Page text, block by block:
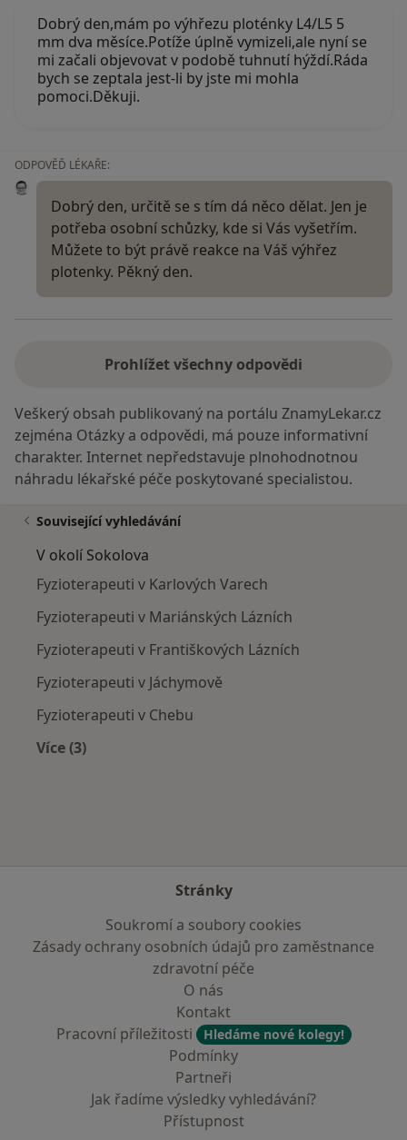
Dobrý den,mám po výhřezu ploténky L4/L5 5
mm dva měsíce.Potíže úplně vymizeli,ale nyní se
mi začali objevovat v podobě tuhnutí hýždí.Ráda
bych se zeptala jest-li by jste mi mohla
pomoci.Děkuji.
ODPOVĚĎ LÉKAŘE:
Dobrý den, určitě se s tím dá něco dělat. Jen je
potřeba osobní schůzky, kde si Vás vyšetřím.
Můžete to být právě reakce na Váš výhřez
plotenky. Pěkný den.
Prohlížet všechny odpovědi
Veškerý obsah publikovaný na portálu ZnamyLekar.cz
zejména Otázky a odpovědi, má pouze informativní
charakter. Internet nepředstavuje plnohodnotnou
náhradu lékařské péče poskytované specialistou.
Související vyhledávání
V okolí Sokolova
Fyzioterapeuti v Karlových Varech
Fyzioterapeuti v Mariánských Lázních
Fyzioterapeuti v Františkových Lázních
Fyzioterapeuti v Jáchymově
Fyzioterapeuti v Chebu
Více (3)
Stránky
Soukromí a soubory cookies
Zásady ochrany osobních údajů pro zaměstnance
zdravotní péče
O nás
Kontakt
Pracovní příležitosti
Hledáme nové kolegy!
Podmínky
Partneři
Jak řadíme výsledky vyhledávání?
Přístupnost